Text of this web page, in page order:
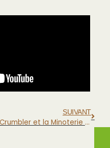
SUIVANT
Crumbler et la Minoterie FOREST